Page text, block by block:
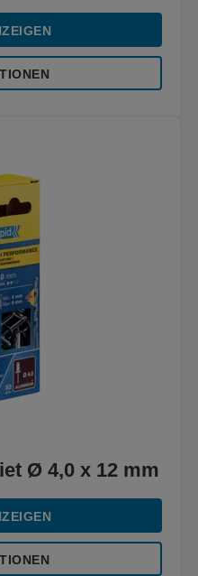
Ø 4,0 x 12 mm